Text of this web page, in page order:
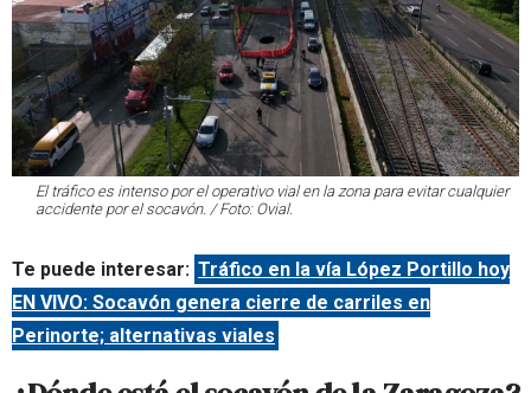
El tráfico es intenso por el operativo vial en la zona para evitar cualquier
accidente por el socavón. / Foto: Ovial.
Te puede interesar: Tráfico en la vía López Portillo hoy
EN VIVO: Socavón genera cierre de carriles en
Perinorte; alternativas viales